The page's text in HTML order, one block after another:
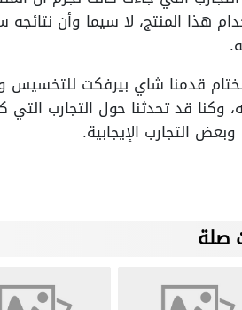
هذا المنتج، لا سيما وأن
قدمنا شاي بيرفكت للتخسيس
وكنا قد تحدثنا حول التجارب
التجارب الإيجابية.
صلة